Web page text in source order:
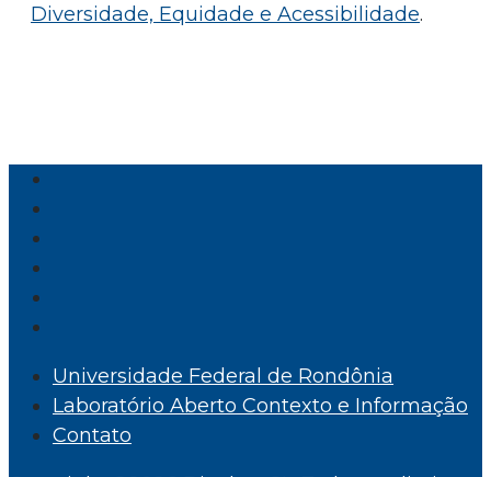
Diversidade, Equidade e Acessibilidade.
Universidade Federal de Rondônia
Laboratório Aberto Contexto e Informação
Contato